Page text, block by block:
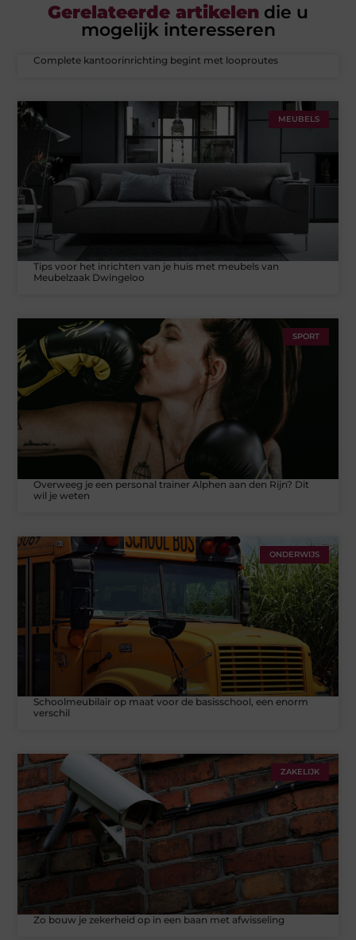
Gerelateerde artikelen die u
mogelijk interesseren
Complete kantoorinrichting begint met looproutes
MEUBELS
Tips voor het inrichten van je huis met meubels van
Meubelzaak Dwingeloo
SPORT
Overweeg je een personal trainer Alphen aan den Rijn? Dit
wil je weten
ONDERWIJS
Schoolmeubilair op maat voor de basisschool, een enorm
verschil
ZAKELIJK
Zo bouw je zekerheid op in een baan met afwisseling